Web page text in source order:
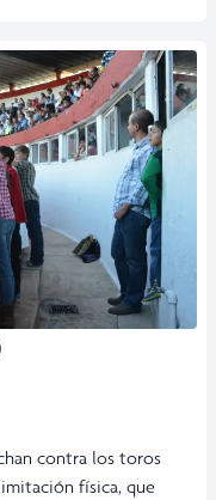
contra los toros
física, que